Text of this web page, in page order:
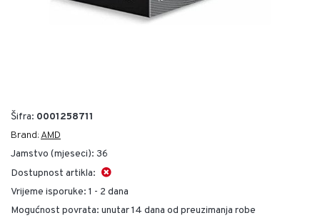
Šifra: 0001258711
Brand: AMD
Jamstvo (mjeseci): 36
Dostupnost artikla:
Vrijeme isporuke: 1 - 2 dana
Mogućnost povrata: unutar 14 dana od preuzimanja robe